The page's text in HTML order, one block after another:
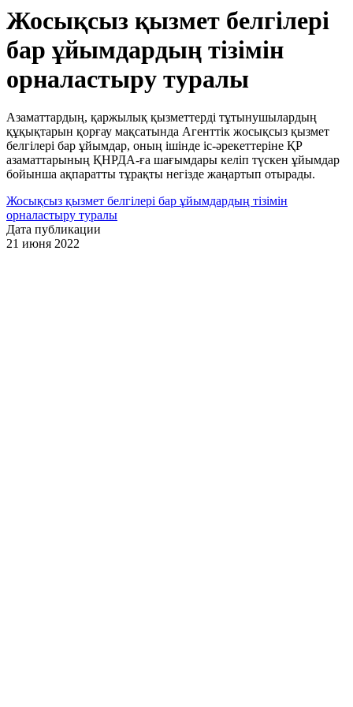
Жосықсыз қызмет белгілері
бар ұйымдардың тізімін
орналастыру туралы
Азаматтардың, қаржылық қызметтерді тұтынушылардың
құқықтарын қорғау мақсатында Агенттік жосықсыз қызмет
белгілері бар ұйымдар, оның ішінде іс-әрекеттеріне ҚР
азаматтарының ҚНРДА-ға шағымдары келіп түскен ұйымдар
бойынша ақпаратты тұрақты негізде жаңартып отырады.
Жосықсыз қызмет белгілері бар ұйымдардың тізімін
орналастыру туралы
Дата публикации
21 июня 2022